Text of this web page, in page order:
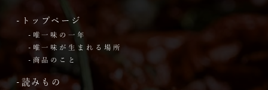
-トップページ
-唯一味の一年
-唯一味が生まれる場所
-商品のこと
-読みもの